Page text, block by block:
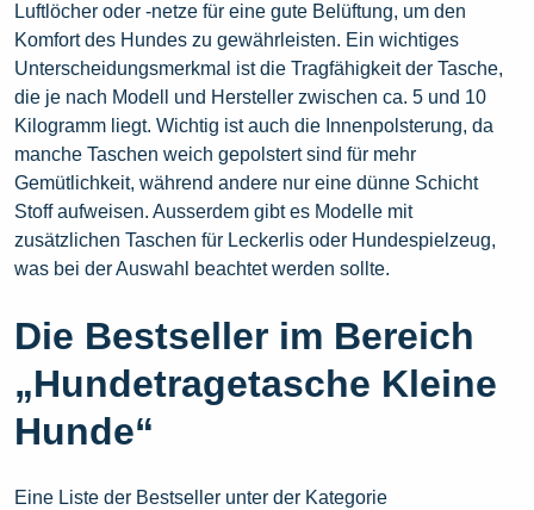
Luftlöcher oder -netze für eine gute Belüftung, um den
Komfort des Hundes zu gewährleisten. Ein wichtiges
Unterscheidungsmerkmal ist die Tragfähigkeit der Tasche,
die je nach Modell und Hersteller zwischen ca. 5 und 10
Kilogramm liegt. Wichtig ist auch die Innenpolsterung, da
manche Taschen weich gepolstert sind für mehr
Gemütlichkeit, während andere nur eine dünne Schicht
Stoff aufweisen. Ausserdem gibt es Modelle mit
zusätzlichen Taschen für Leckerlis oder Hundespielzeug,
was bei der Auswahl beachtet werden sollte.
Die Bestseller im Bereich
„Hundetragetasche Kleine
Hunde“
Eine Liste der Bestseller unter der Kategorie